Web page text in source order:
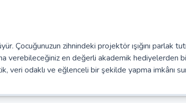
Çocuğunuzun zihnindeki projektör ışığını parlak
verebileceğiniz en değerli akademik hediyelerden
veri odaklı ve eğlenceli bir şekilde yapma imkânı